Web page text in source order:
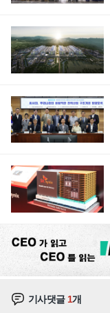
기사댓글 1개